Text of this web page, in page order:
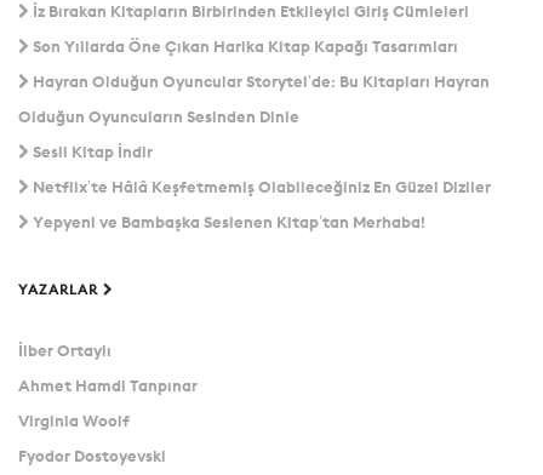
İz Bırakan Kitapların Birbirinden Etkileyici Giriş Cümleleri
Son Yıllarda Öne Çıkan Harika Kitap Kapağı Tasarımları
Hayran Olduğun Oyuncular Storytel’de: Bu Kitapları Hayran
Olduğun Oyuncuların Sesinden Dinle
Sesli Kitap İndir
Netflix’te Hâlâ Keşfetmemiş Olabileceğiniz En Güzel Diziler
Yepyeni ve Bambaşka Seslenen Kitap’tan Merhaba!
YAZARLAR
İlber Ortaylı
Ahmet Hamdi Tanpınar
Virginia Woolf
Fyodor Dostoyevski